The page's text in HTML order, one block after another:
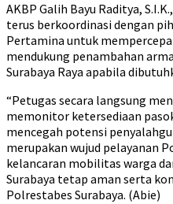
AKBP Galih Bayu Raditya,
terus berkoordinasi dengan
Pertamina untuk
mendukung penambahan
Surabaya Raya apabila
“Petugas secara langsung
memonitor ketersediaan
mencegah potensi
merupakan wujud pelayanan
kelancaran mobilitas warga
Surabaya tetap aman serta
Polrestabes Surabaya. (Abie)